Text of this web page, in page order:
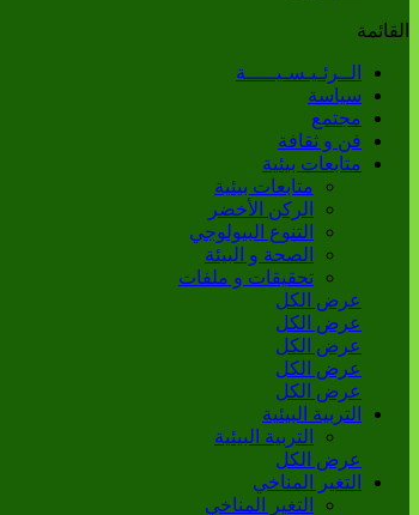
القائمة
الــرئـيـسـيـــــة
سياسة
مجتمع
فن و ثقافة
متابعات بيئية
متابعات بيئية
الركن الأخضر
التنوع البيولوجي
الصحة و البيئة
تحقيقات و ملفات
عرض الكل
عرض الكل
عرض الكل
عرض الكل
عرض الكل
التربية البيئية
التربية البيئية
عرض الكل
التغير المناخي
التغير المناخي